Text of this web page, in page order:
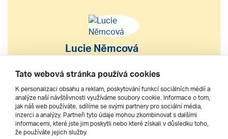
Lucie Němcová
S výběrem nebo nákupem
zájezdu vám pomohu
222 200 610
Tato webová stránka používá cookies
K personalizaci obsahu a reklam, poskytování funkcí sociálních médií a
analýze naší návštěvnosti využíváme soubory cookie. Informace o tom,
jak náš web používáte, sdílíme se svými partnery pro sociální média,
inzerci a analýzy. Partneři tyto údaje mohou zkombinovat s dalšími
informacemi, které jste jim poskytli nebo které získali v důsledku toho,
že používáte jejich služby.